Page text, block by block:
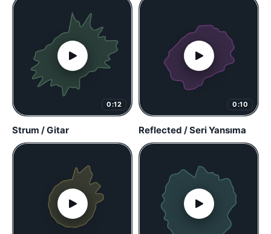
0:12
Strum / Gitar
0:10
Reflected / Seri Yansıma